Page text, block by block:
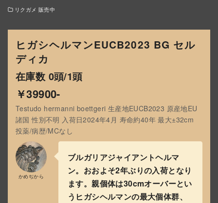
リクガメ 販売中
ヒガシヘルマンEUCB2023 BG セル
ディカ
在庫数 0頭/1頭
￥39900-
Testudo hermanni boettgeri 生産地EUCB2023 原産地EU
諸国 性別不明 入荷日2024年4月 寿命約40年 最大±32cm
投薬/病歴/MCなし
かめぢから
ブルガリアジャイアントヘルマ
ン。おおよそ2年ぶりの入荷となり
ます。親個体は30cmオーバーとい
うヒガシヘルマンの最大個体群、